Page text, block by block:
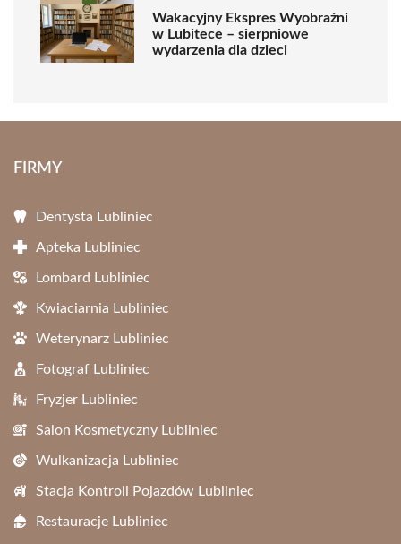
Wakacyjny Ekspres Wyobraźni
w Lubitece – sierpniowe
wydarzenia dla dzieci
FIRMY
Dentysta Lubliniec
Apteka Lubliniec
Lombard Lubliniec
Kwiaciarnia Lubliniec
Weterynarz Lubliniec
Fotograf Lubliniec
Fryzjer Lubliniec
Salon Kosmetyczny Lubliniec
Wulkanizacja Lubliniec
Stacja Kontroli Pojazdów Lubliniec
Restauracje Lubliniec